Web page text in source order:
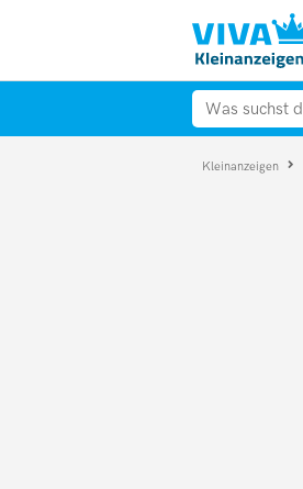
Kleinanzeigen